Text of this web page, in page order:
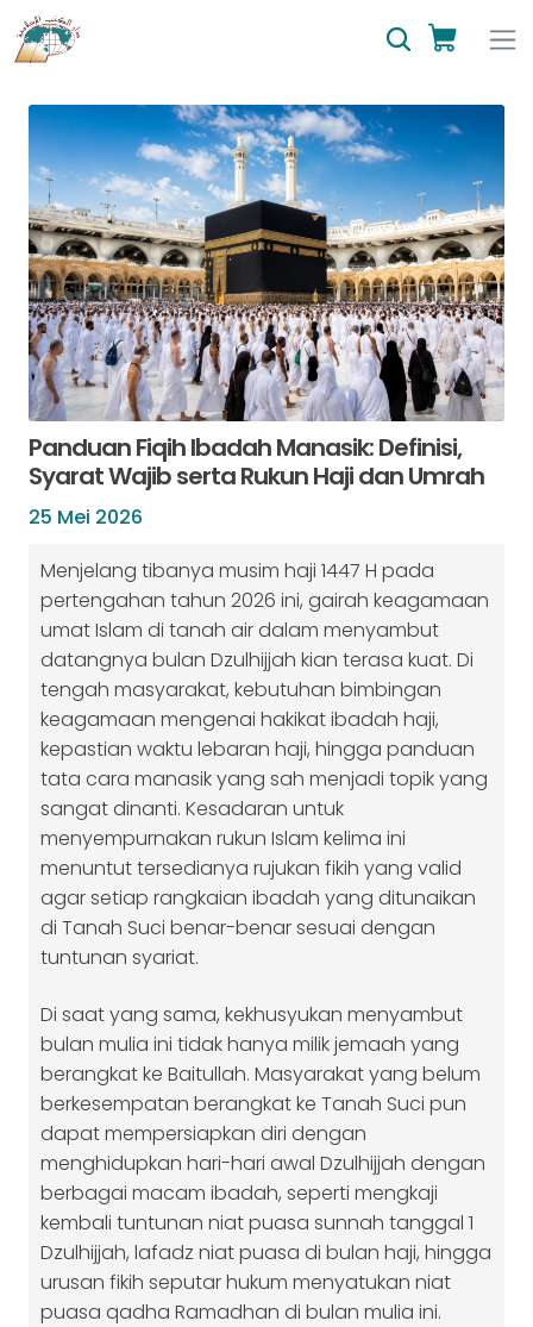
Panduan Fiqih Ibadah Manasik: Definisi,
Syarat Wajib serta Rukun Haji dan Umrah
25 Mei 2026
Menjelang tibanya musim haji 1447 H pada
pertengahan tahun 2026 ini, gairah keagamaan
umat Islam di tanah air dalam menyambut
datangnya bulan Dzulhijjah kian terasa kuat. Di
tengah masyarakat, kebutuhan bimbingan
keagamaan mengenai hakikat ibadah haji,
kepastian waktu lebaran haji, hingga panduan
tata cara manasik yang sah menjadi topik yang
sangat dinanti. Kesadaran untuk
menyempurnakan rukun Islam kelima ini
menuntut tersedianya rujukan fikih yang valid
agar setiap rangkaian ibadah yang ditunaikan
di Tanah Suci benar-benar sesuai dengan
tuntunan syariat.
Di saat yang sama, kekhusyukan menyambut
bulan mulia ini tidak hanya milik jemaah yang
berangkat ke Baitullah. Masyarakat yang belum
berkesempatan berangkat ke Tanah Suci pun
dapat mempersiapkan diri dengan
menghidupkan hari-hari awal Dzulhijjah dengan
berbagai macam ibadah, seperti mengkaji
kembali tuntunan niat puasa sunnah tanggal 1
Dzulhijjah, lafadz niat puasa di bulan haji, hingga
urusan fikih seputar hukum menyatukan niat
puasa qadha Ramadhan di bulan mulia ini.